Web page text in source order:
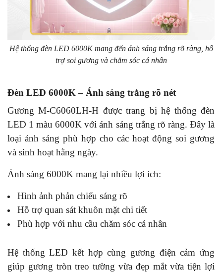
Hệ thống đèn LED 6000K mang đến ánh sáng trắng rõ ràng, hỗ
trợ soi gương và chăm sóc cá nhân
Đèn LED 6000K – Ánh sáng trắng rõ nét
Gương M-C6060LH-H được trang bị hệ thống đèn
LED 1 màu 6000K với ánh sáng trắng rõ ràng. Đây là
loại ánh sáng phù hợp cho các hoạt động soi gương
và sinh hoạt hằng ngày.
Ánh sáng 6000K mang lại nhiều lợi ích:
Hình ảnh phản chiếu sáng rõ
Hỗ trợ quan sát khuôn mặt chi tiết
Phù hợp với nhu cầu chăm sóc cá nhân
Hệ thống LED kết hợp cùng gương điện cảm ứng
giúp gương tròn treo tường vừa đẹp mắt vừa tiện lợi